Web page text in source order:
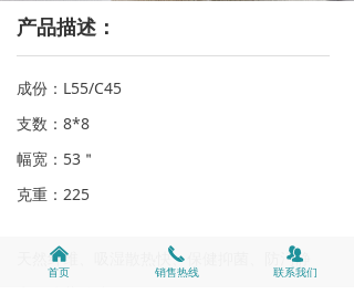
成份：L55/C45
支数：8*8
幅宽：53＂
克重：225
天然纤维、吸湿散热快、保健抑菌、防污静
产品描述：
낀
首页
끅
销售热线
뀡
联系我们